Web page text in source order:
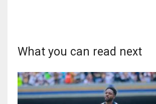
What you can read next